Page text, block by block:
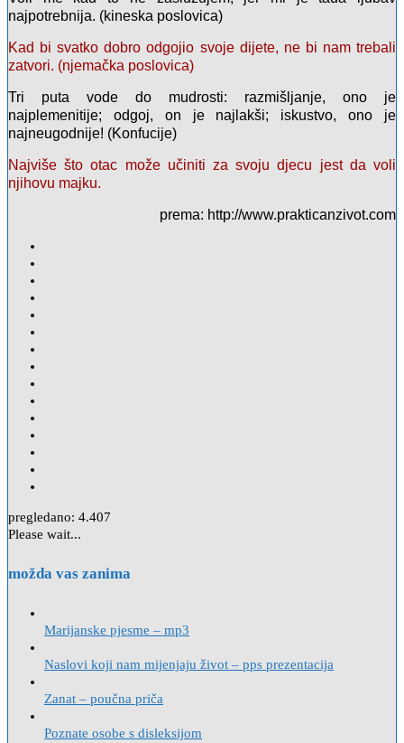
najpotrebnija. (kineska poslovica)
Kad bi svatko dobro odgojio svoje dijete, ne bi nam trebali
zatvori. (njemačka poslovica)
Tri puta vode do mudrosti: razmišljanje, ono je
najplemenitije; odgoj, on je najlakši; iskustvo, ono je
najneugodnije! (Konfucije)
Najviše što otac može učiniti za svoju djecu jest da voli
njihovu majku.
prema: http://www.prakticanzivot.com
pregledano: 4.407
Please wait...
možda vas zanima
Marijanske pjesme – mp3
Naslovi koji nam mijenjaju život – pps prezentacija
Zanat – poučna priča
Poznate osobe s disleksijom